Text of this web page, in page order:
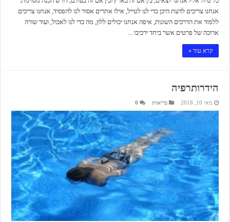
אנחנו צריכים לדעת היכן כדי לנו לטייל, אילו אתרים אסור לנו להפסיד, אנחנו צריכים
ללמוד את הדרכים השונות, איפה אנחנו יכולים ללון, מה כדי לנו לאכול, ועוד שורה
ארוכה של פרטים אשר ביחד ירכיבו ...
קרא עוד »
הידרותרפיה
מאי 10, 2018 בריאות 0